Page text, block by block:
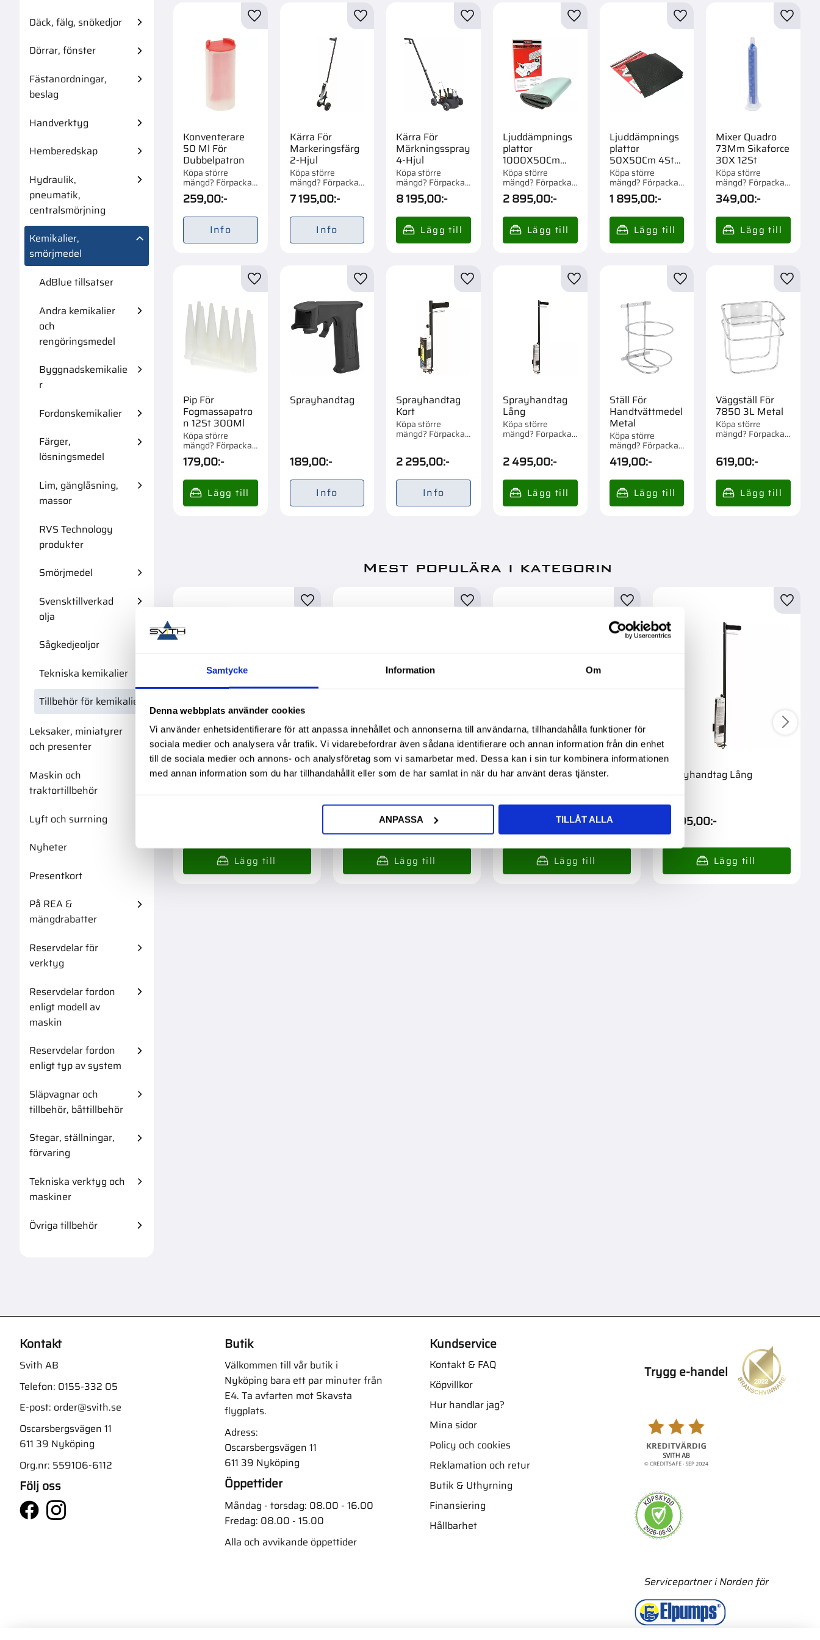
Samtycke Information Om
Denna webbplats använder cookies
Vi använder enhetsidentifierare för att anpassa innehållet och annonserna till användarna, tillhandahålla funktioner för
sociala medier och analysera vår trafik. Vi vidarebefordrar även sådana identifierare och annan information från din enhet
till de sociala medier och annons- och analysföretag som vi samarbetar med. Dessa kan i sin tur kombinera informationen
med annan information som du har tillhandahållit eller som de har samlat in när du har använt deras tjänster.
ANPASSA TILLÅT ALLA
MOTIP
Visa fler
Konventerare
50 Ml För
Dubbelpatron
Köpa större
mängd? Förpackad
om 1 st.
259,00:-
Lägg till i favoriter
Info
Kärra För
Markeringsfärg
2-Hjul
Köpa större
mängd? Förpackad
om 1 st.
7 195,00:-
Lägg till i favoriter
Info
Kärra För
Märkningsspray
4-Hjul
Köpa större
mängd? Förpackad
om 1 st.
8 195,00:-
Lägg till i favoriter
Ljuddämpnings
plattor
1000X50Cm
2St Sp200 T414
Köpa större
mängd? Förpackad
om 1/6 st.
2 895,00:-
Lägg till i favoriter
Ljuddämpnings
plattor
50X50Cm 4St
Sp300 T411
Köpa större
mängd? Förpackad
om 1/3 st.
1 895,00:-
Lägg till i favoriter
Mixer Quadro
73Mm Sikaforce
30X 12St
Köpa större
mängd? Förpackad
om 1/20 st.
349,00:-
Lägg
Pip För
Fogmassapatro
n 12St 300Ml
Köpa större
mängd? Förpackad
om 1 st.
179,00:-
Lägg till i favoriter
Sprayhandtag
189,00:-
Lägg till i favoriter
Info
Sprayhandtag
Kort
Köpa större
mängd? Förpackad
om 1 st.
2 295,00:-
Lägg till i favoriter
Info
Sprayhandtag
Lång
Köpa större
mängd? Förpackad
om 1 st.
2 495,00:-
Lägg till i favoriter
Ställ För
Handtvättmedel
Metal
Köpa större
mängd? Förpackad
om 1 st.
419,00:-
Lägg till i favoriter
Väggställ För
7850 3L Metal
Köpa större
mängd? Förpackad
om 1 st.
619,00:-
Lägg
Mest populära i kategorin
Mixer Quadro 73Mm Ljuddämpningsplattor
1 895,00:-
Ställ För Handtvättmedel Sprayhandtag Lång
2 495,00:-
Däck, fälg, snökedjor
Dörrar, fönster
Fästanordningar,
beslag
Handverktyg
Hemberedskap
Hydraulik,
pneumatik,
centralsmörjning
Kemikalier,
smörjmedel
AdBlue tillsatser
Andra kemikalier
och
rengöringsmedel
Byggnadskemikalie
r
Fordonskemikalier
Färger,
lösningsmedel
Lim, gänglåsning,
massor
RVS Technology
produkter
Smörjmedel
Svensktillverkad
olja
Sågkedjeoljor
Tekniska kemikalier
Tillbehör för kemikalier
Leksaker, miniatyrer
och presenter
Maskin och
traktortillbehör
Lyft och surrning
Nyheter
Presentkort
På REA &
mängdrabatter
Reservdelar för
verktyg
Reservdelar fordon
enligt modell av
maskin
Reservdelar fordon
enligt typ av system
Släpvagnar och
tillbehör, båttillbehör
Stegar, ställningar,
förvaring
Tekniska verktyg och
maskiner
Övriga tillbehör
Kontakt
Svith AB
Telefon: 0155-332 05
E-post: order@svith.se
Oscarsbergsvägen 11
611 39 Nyköping
Org.nr: 559106-6112
Följ oss
Butik
Välkommen till vår butik i
Nyköping bara ett par minuter från
E4. Ta avfarten mot Skavsta
flygplats.
Adress:
Oscarsbergsvägen 11
611 39 Nyköping
Öppettider
Måndag - torsdag: 08.00 - 16.00
Fredag: 08.00 - 15.00
Alla och avvikande öppettider
Kundservice
Kontakt & FAQ
Köpvillkor
Hur handlar jag?
Mina sidor
Policy och cookies
Reklamation och retur
Butik & Uthyrning
Finansiering
Hållbarhet
Trygg e-handel
Servicepartner i Norden för